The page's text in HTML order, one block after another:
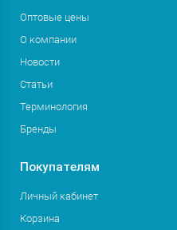
Оптовые цены
О компании
Новости
Статьи
Терминология
Бренды
Покупателям
Личный кабинет
Корзина